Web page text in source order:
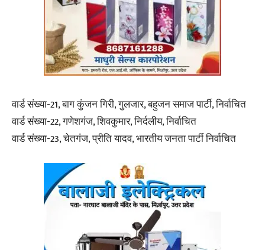
वार्ड संख्या-21, बाग कुंजन गिरी, गुलजार, बहुजन समाज पार्टी, निर्वाचित
वार्ड संख्या-22, गणेशगंज, शिवकुमार, निर्दलीय, निर्वाचित
वार्ड संख्या-23, चेतगंज, प्रीति यादव, भारतीय जनता पार्टी निर्वाचित